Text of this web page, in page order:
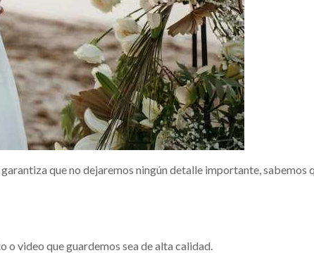
que no dejaremos ningún detalle importante, sabemos
o video que guardemos sea de alta calidad.